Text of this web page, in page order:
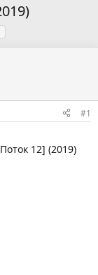
#1
12] (2019)